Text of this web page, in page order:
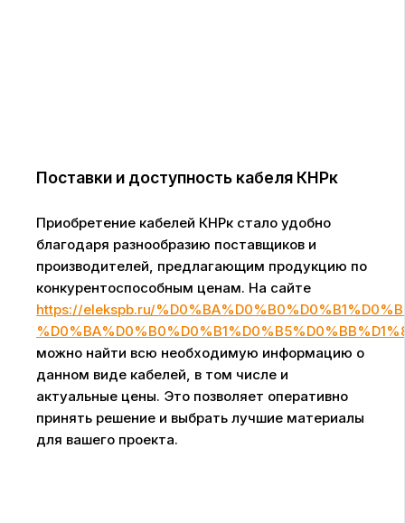
Поставки и доступность кабеля КНРк
Приобретение кабелей КНРк стало удобно
благодаря разнообразию поставщиков и
производителей, предлагающим продукцию по
конкурентоспособным ценам. На сайте
https://elekspb.ru/
можно найти всю необходимую информацию о
данном виде кабелей, в том числе и
актуальные цены. Это позволяет оперативно
принять решение и выбрать лучшие материалы
для вашего проекта.